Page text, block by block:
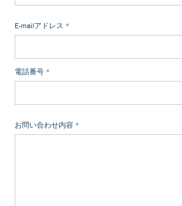
E-mailアドレス *
電話番号 *
お問い合わせ内容 *